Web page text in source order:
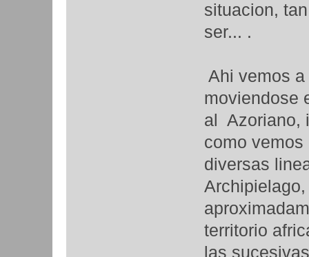
situacion,
ser... .
Ahi vemos
moviendose
al Azoriano,
como
diversas
territorio
las